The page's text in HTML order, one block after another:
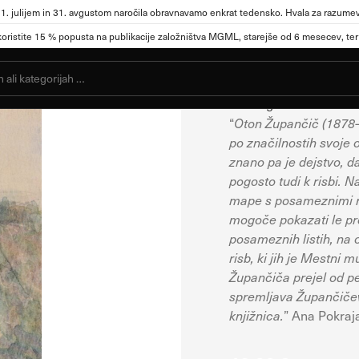
julijem in 31. avgustom naročila obravnavamo enkrat tedensko. Hvala za
15 % popusta na publikacije založništva MGML, starejše od 6 mesecev,
Mestni muzej Ljubljana
Oton
“Oton Župančič
po značilnostih svoje
znano pa je dejstvo,
pogosto tudi k risbi.
mape s posameznimi
mogoče pokazati le
posameznih listih, na
risb, ki jih je Mestni
Župančiča prejel od
spremljava
knjižnica.” Ana
piškotkov
mesto, mesto lahko shrani ali pridobi informacije iz vašega
lahko navezujejo na vas, vaše nastavitve, vašo napravo ali pa skrbijo,
Te informacije običajno ne razkrivajo neposredno vaše
spletno uporabniško izkušnjo. Nekatere vrste piškotkov lahko zavrnete.
informacij in spremenite privzete nastavitve. Blokiranje določenih vrst
in naše storitve.
spletnega mesta, zato jih v naših sistemih ni mogoče izklopiti.
vodijo do storitvenih zahtev, na primer nastavitev zasebnosti, prijava ali
blokira te piškotke ali vas opozori na njih. V tem primeru nekateri